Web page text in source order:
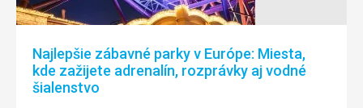
Najlepšie zábavné parky v Európe: Miesta,
kde zažijete adrenalín, rozprávky aj vodné
šialenstvo